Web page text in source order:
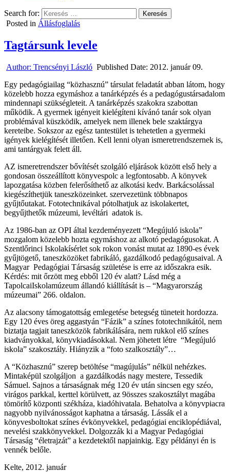
Search for:
Posted in Állásfoglalás
Tagtársunk levele
Author: Trencsényi László Published Date: 2012. január 09.
Egy pedagógiailag “közhasznú” társulat feladatát abban látom, hogy
közelebb hozza egymáshoz a tanárképzés és a pedagógustársadalom
mindennapi szükségleteit. A tanárképzés szakokra szabottan
működik. A gyermek igényeit kielégíteni kívánó tanár sok olyan
problémával küszködik, amelyek nem illenek bele szaktárgya
kereteibe. Sokszor az egész tantestület is tehetetlen a gyermeki
igények kielégítését illetően. Kell lenni olyan ismeretrendszernek is,
ami tantárgyak felett áll.
AZ ismeretrendszer bővítését szolgáló eljárások között első hely a
gondosan összeállított könyvespolc a legfontosabb. A könyvek
lapozgatása közben felerősíthető az alkotási kedv. Barkácsolással
kiegészíthetjük taneszközeinket. szervezetünk többnapos
gyűjtőutakat. Fototechnikával pótolhatjuk az iskolakertet,
begyűjthetők múzeumi, levéltári adatok is.
Az 1986-ban az OPI által kezdeményezett “Megújuló iskola”
mozgalom közelebb hozta egymáshoz az alkotó pedagógusokat. A
Szentlőrinci Iskolakísérlet sok rokon vonást mutat az 1890-es évek
gyűjtögető, taneszközöket fabrikáló, gazdálkodó pedagógusaival. A
Magyar Pedagógiai Társaság születése is erre az időszakra esik.
Kérdés: mit őrzött meg ebből 120 év alatt? Lásd még a
TapolcaiIskolamúzeum állandó kiállítását is – “Magyarország
múzeumai” 266. oldalon.
Az alacsony támogatottság emlegetése betegség tüneteit hordozza.
Egy 120 éves öreg aggastyán “Fázik” a színes fototechnikától, nem
biztatja tagjait taneszközök fabrikálására, nem rukkol elő színes
kiadványokkal, könyvkiadásokkal. Nem jöhetett létre “Megújuló
iskola” szakosztály. Hiányzik a “foto szalkosztály”…
A “Közhasznú” szerep betöltése “magújulás” nélkül nehézkes.
Mintaképül szolgáljon a gazdálkodás nagy mestere, Tessedik
Sámuel. Sajnos a társaságnak még 120 év után sincsen egy széo,
virágos parkkal, kerttel körülvett, az 9összes szakosztályt magába
tömörítő központi székháza, kiadóhivatala. Behatolva a könyvpiacra
nagyobb nyilvánosságot kaphatna a társaság. Lássák el a
könyvesboltokat színes évkönyvekkel, pedagógiai enciklopédiával,
nevelési szakkönyvekkel. Dolgozzák ki a Magyar Pedagógiai
Társaság “életrajzát” a kezdetektől napjainkig. Egy példányi én is
vennék belőle.
Kelte, 2012. január